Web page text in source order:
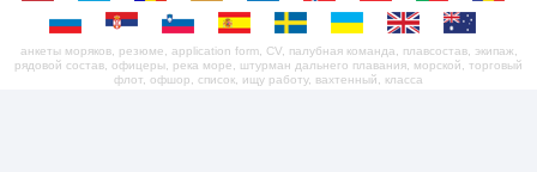
анкеты моряков, резюме, application form, CV, палубная команда, плавсостав, экипаж,
рядовой состав, офицеры, река море, штурман дальнего плавания, морской, торговый
флот, офшор, список, ищу работу, вахтенный, класса